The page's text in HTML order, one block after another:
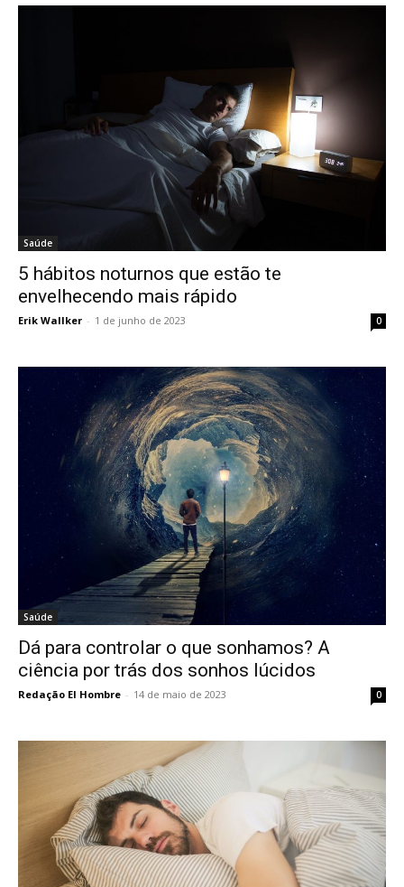
Saúde
5 hábitos noturnos que estão te
envelhecendo mais rápido
Erik Wallker - 1 de junho de 2023 0
Saúde
Dá para controlar o que sonhamos? A
ciência por trás dos sonhos lúcidos
Redação El Hombre - 14 de maio de 2023 0